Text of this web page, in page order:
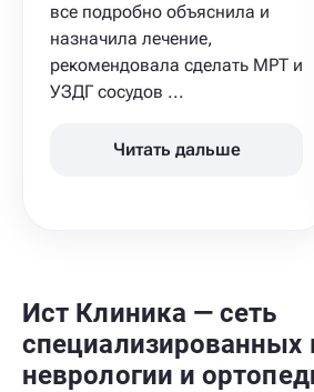
все подробно объяснила и
назначила лечение,
рекомендовала сделать МРТ и
УЗДГ сосудов ...
Читать дальше
Ист Клиника — сеть
специализированных
неврологии и